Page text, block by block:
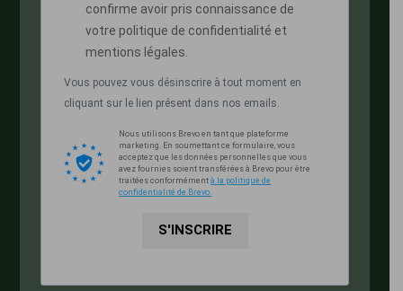
confirme avoir pris connaissance de
votre politique de confidentialité et
mentions légales.
Vous pouvez vous désinscrire à tout moment en
cliquant sur le lien présent dans nos emails.
Nous utilisons Brevo en tant que plateforme
marketing. En soumettant ce formulaire, vous
acceptez que les données personnelles que vous
avez fournies soient transférées à Brevo pour être
traitées conformémentà la politique de
confidentialité de Brevo.
S'INSCRIRE